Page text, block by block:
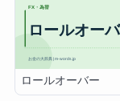
ロールオーバー